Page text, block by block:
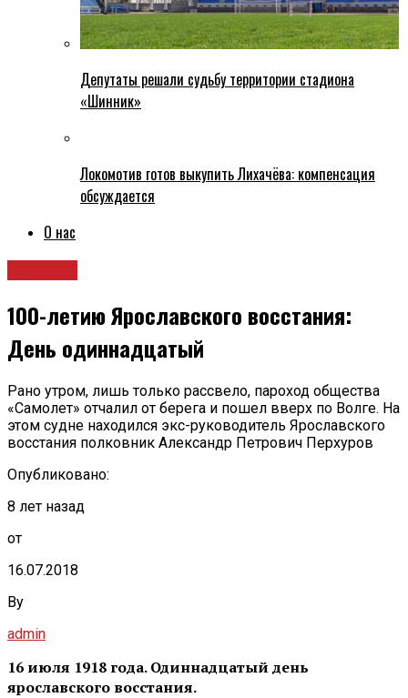
Депутаты решали судьбу территории стадиона
«Шинник»
Локомотив готов выкупить Лихачёва: компенсация
обсуждается
О нас
100-летию Ярославского восстания:
День одиннадцатый
Рано утром, лишь только рассвело, пароход общества
«Самолет» отчалил от берега и пошел вверх по Волге. На
этом судне находился экс-руководитель Ярославского
восстания полковник Александр Петрович Перхуров
Опубликовано:
8 лет назад
от
16.07.2018
By
admin
16 июля 1918 года. Одиннадцатый день
ярославского восстания.